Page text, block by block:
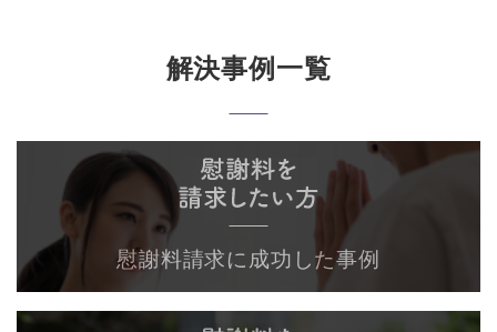
解決事例一覧
慰謝料請求に成功した事例